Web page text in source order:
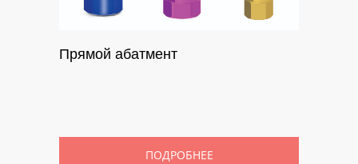
Прямой абатмент
ПОДРОБНЕЕ